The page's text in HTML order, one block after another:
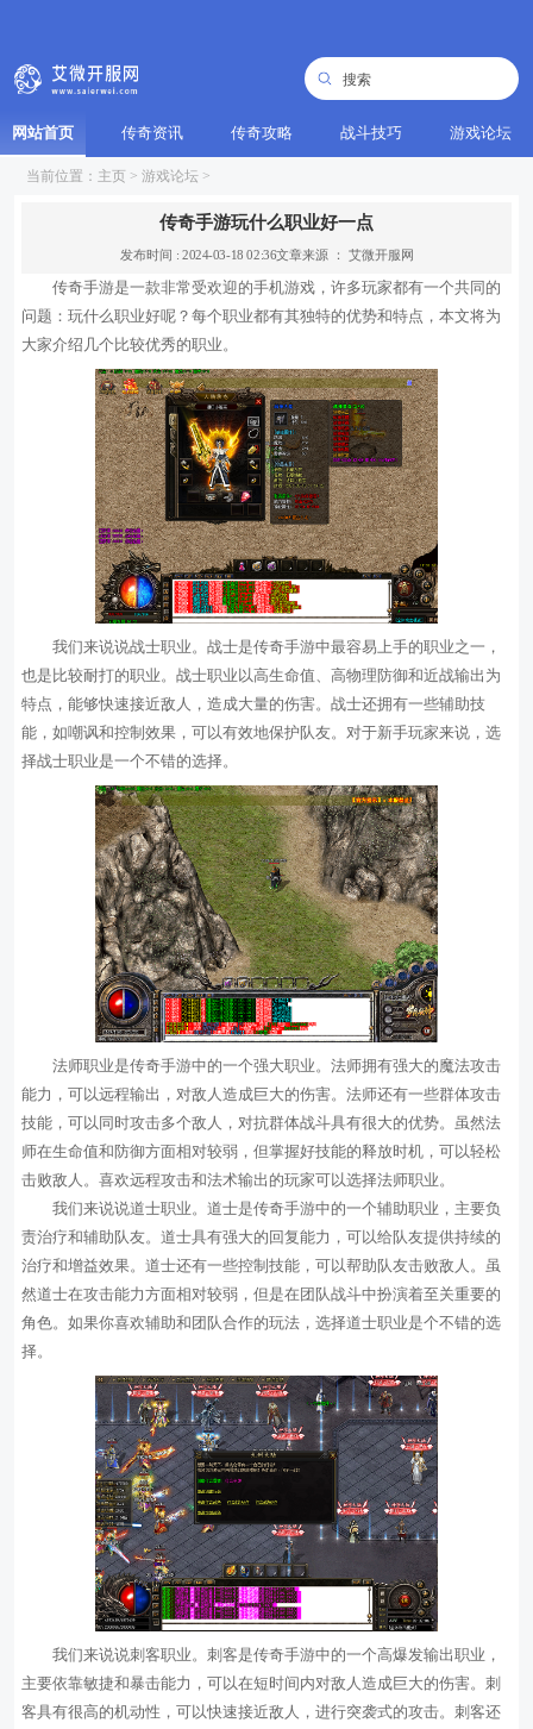
网站首页 传奇资讯 传奇攻略 战斗技巧 游戏论坛
当前位置： 主页 > 游戏论坛 >
传奇手游玩什么职业好一点
发布时间 : 2024-03-18 02:36文章来源 ： 艾微开服网
传奇手游是一款非常受欢迎的手机游戏，许多玩家都有一个共同的
问题：玩什么职业好呢？每个职业都有其独特的优势和特点，本文将为
大家介绍几个比较优秀的职业。
我们来说说战士职业。战士是传奇手游中最容易上手的职业之一，
也是比较耐打的职业。战士职业以高生命值、高物理防御和近战输出为
特点，能够快速接近敌人，造成大量的伤害。战士还拥有一些辅助技
能，如嘲讽和控制效果，可以有效地保护队友。对于新手玩家来说，选
择战士职业是一个不错的选择。
法师职业是传奇手游中的一个强大职业。法师拥有强大的魔法攻击
能力，可以远程输出，对敌人造成巨大的伤害。法师还有一些群体攻击
技能，可以同时攻击多个敌人，对抗群体战斗具有很大的优势。虽然法
师在生命值和防御方面相对较弱，但掌握好技能的释放时机，可以轻松
击败敌人。喜欢远程攻击和法术输出的玩家可以选择法师职业。
我们来说说道士职业。道士是传奇手游中的一个辅助职业，主要负
责治疗和辅助队友。道士具有强大的回复能力，可以给队友提供持续的
治疗和增益效果。道士还有一些控制技能，可以帮助队友击败敌人。虽
然道士在攻击能力方面相对较弱，但是在团队战斗中扮演着至关重要的
角色。如果你喜欢辅助和团队合作的玩法，选择道士职业是个不错的选
择。
我们来说说刺客职业。刺客是传奇手游中的一个高爆发输出职业，
主要依靠敏捷和暴击能力，可以在短时间内对敌人造成巨大的伤害。刺
客具有很高的机动性，可以快速接近敌人，进行突袭式的攻击。刺客还